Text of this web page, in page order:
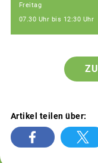
Freitag
07.30 Uhr bis 12:30 Uhr
Artikel teilen über: